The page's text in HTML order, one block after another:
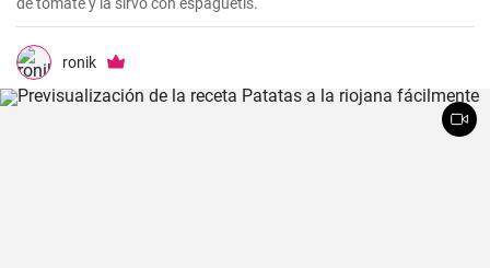
ronik